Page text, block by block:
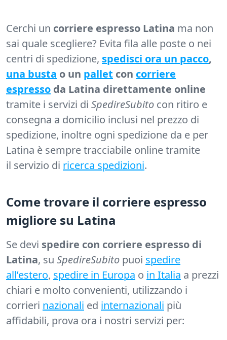
Cerchi un corriere espresso Latina ma non
sai quale scegliere? Evita fila alle poste o nei
centri di spedizione, spedisci ora un pacco,
una busta o un pallet con corriere
espresso da Latina direttamente online
tramite i servizi di SpedireSubito con ritiro e
consegna a domicilio inclusi nel prezzo di
spedizione, inoltre ogni spedizione da e per
Latina è sempre tracciabile online tramite
il servizio di ricerca spedizioni.
Come trovare il corriere espresso
migliore su Latina
Se devi spedire con corriere espresso di
Latina, su SpedireSubito puoi spedire
all’estero, spedire in Europa o in Italia a prezzi
chiari e molto convenienti, utilizzando i
corrieri nazionali ed internazionali più
affidabili, prova ora i nostri servizi per: